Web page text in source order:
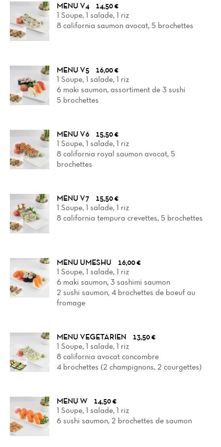
MENU V4
14,50 €
1 Soupe, 1 salade, 1 riz
8 california saumon avocat, 5 brochettes
MENU V5
16,00 €
1 Soupe, 1 salade, 1 riz
6 maki saumon, assortiment de 3 sushi
5 brochettes
MENU V6
15,50 €
1 Soupe, 1 salade, 1 riz
8 california royal saumon avocat, 5
brochettes
MENU V7
15,50 €
1 Soupe, 1 salade, 1 riz
8 california tempura crevettes, 5 brochettes
MENU UMESHU
16,00 €
1 Soupe, 1 salade, 1 riz
6 maki saumon, 3 sashimi saumon
2 sushi saumon, 4 brochettes de boeuf au
fromage
MENU VEGETARIEN
13,50 €
1 Soupe, 1 salade, 1 riz
8 california avocat concombre
4 brochettes (2 champignons, 2 courgettes)
MENU W
14,50 €
1 Soupe, 1 salade, 1 riz
6 sushi saumon, 2 brochettes de saumon